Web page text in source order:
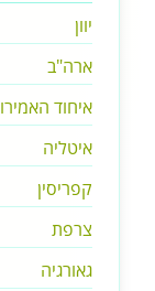
יוון
ארה"ב
איחוד
איטליה
קפריסין
צרפת
גאורגיה